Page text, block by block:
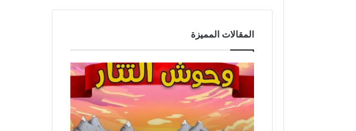
المقالات المميزة
و
ش
ا